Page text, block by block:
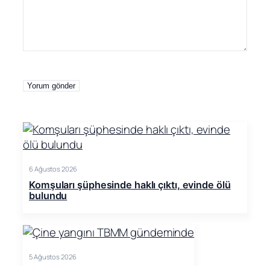
6 Ağustos 2026
Komşuları şüphesinde haklı çıktı, evinde ölü
bulundu
5 Ağustos 2026